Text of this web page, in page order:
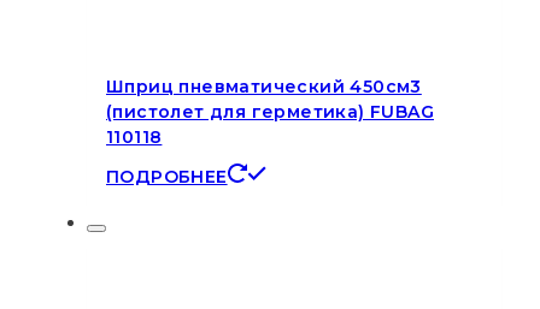
Шприц пневматический 450см3
(пистолет для герметика) FUBAG
110118
ПОДРОБНЕЕ